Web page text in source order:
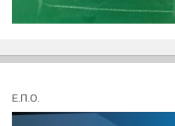
Ε.Π.Ο.